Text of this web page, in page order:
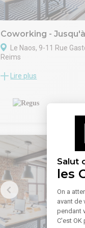
Salut
les
On a
avant de
pendant
C'est OK
Coworking -
Le Naos, 9-11 Rue
Reims
Profitez d'un choix flexible
ouvert accueillant les
tailles.
Espace de bureau ouvert
personnes soumis à des
flexibles. Ainsi, vous
votre espace ou même
pour être là où vous avez
espace de travail bien
région célèbre.
Faites prospérer votre
notre centre 9 rue Gaston
au cœur de la région des
Champagne. La gare se
Lire plus